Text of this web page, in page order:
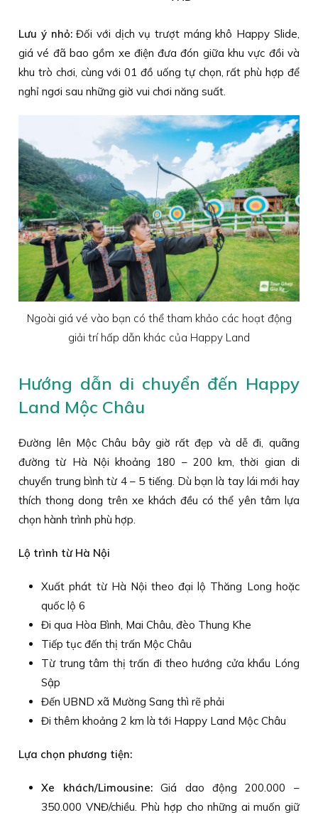
Lưu ý nhỏ:Đối với dịch vụ trượt máng khô Happy Slide,
giá vé đã bao gồm xe điện đưa đón giữa khu vực đồi và
khu trò chơi, cùng với 01 đồ uống tự chọn, rất phù hợp để
nghỉ ngơi sau những giờ vui chơi năng suất.
Ngoài giá vé vào bạn có thể tham khảo các hoạt động
giải trí hấp dẫn khác của Happy Land
Hướng dẫn di chuyển đến Happy
Land Mộc Châu
Đường lên Mộc Châu bây giờ rất đẹp và dễ đi, quãng
đường từ Hà Nội khoảng 180 – 200 km, thời gian di
chuyển trung bình từ 4 – 5 tiếng. Dù bạn là tay lái mới hay
thích thong dong trên xe khách đều có thể yên tâm lựa
chọn hành trình phù hợp.
Lộ trình từ Hà Nội
Xuất phát từ Hà Nội theo đại lộ Thăng Long hoặc
quốc lộ 6
Đi qua Hòa Bình, Mai Châu, đèo Thung Khe
Tiếp tục đến thị trấn Mộc Châu
Từ trung tâm thị trấn đi theo hướng cửa khẩu Lóng
Sập
Đến UBND xã Mường Sang thì rẽ phải
Đi thêm khoảng 2 km là tới Happy Land Mộc Châu
Lựa chọn phương tiện:
Xe khách/Limousine:Giá dao động 200.000 –
350.000 VNĐ/chiều. Phù hợp cho những ai muốn giữ